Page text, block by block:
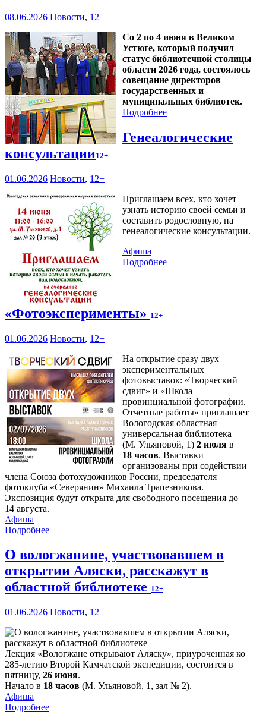
08.06.2026 Новости, 12+
Со 2 по 4 июня в Великом
Устюге, который получил
статус библиотечной столицы
области 2026 года, состоялось
совещание директоров
государственных и
муниципальных библиотек.
Подробнее
Генеалогические
консультации12+
01.06.2026 Новости, 12+
Приглашаем всех, кто хочет
узнать историю своей семьи и
составить родословную, на
генеалогические консультации.
Афиша
Подробнее
«Фотоэксперименты» 12+
01.06.2026 Новости, 12+
На открытие сразу двух
экспериментальных
фотовыставок: «Творческий
сдвиг» и «Школа
провинциальной фотографии.
Отчетные работы» приглашает
Вологодская областная
универсальная библиотека
(М. Ульяновой, 1) 2 июля в
18 часов. Выставки
организованы при содействии
члена Союза фотохудожников России, председателя
фотоклуба «Северянин» Михаила Трапезникова.
Экспозиция будут открыта для свободного посещения до
14 августа.
Афиша
Подробнее
О вологжанине, участвовавшем в
открытии Аляски, расскажут в
областной библиотеке 12+
01.06.2026 Новости, 12+
Лекция «Вологжане открывают Аляску», приуроченная ко
285-летию Второй Камчатской экспедиции, состоится в
пятницу, 26 июня.
Начало в 18 часов (М. Ульяновой, 1, зал № 2).
Афиша
Подробнее